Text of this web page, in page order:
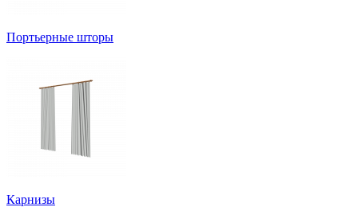
Портьерные шторы
Карнизы